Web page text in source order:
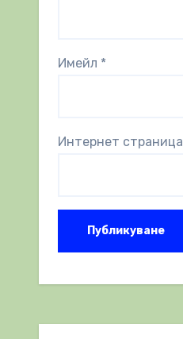
Имейл *
Интернет страница